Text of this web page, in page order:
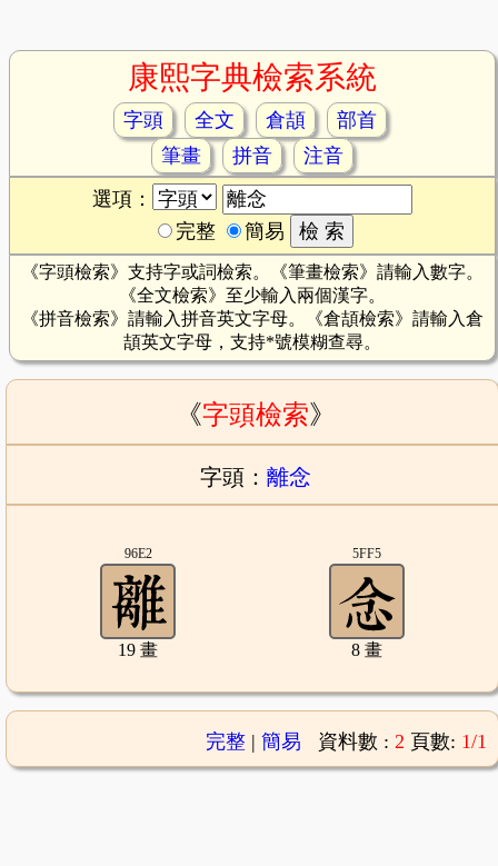
康熙字典檢索系統
字頭 全文 倉頡
部首
筆畫
拼音
注音
選項：
完整
簡易
《字頭檢索》支持字或詞檢索。《筆畫檢索》請輸入數字。
《全文檢索》至少輸入兩個漢字。
《拼音檢索》請輸入拼音英文字母。《倉頡檢索》請輸入倉
頡英文字母，支持*號模糊查尋。
《字頭檢索》
字頭： 離念
96E2
19 畫
5FF5
8 畫
完整| 簡易 資料數 : 2 頁數: 1/1